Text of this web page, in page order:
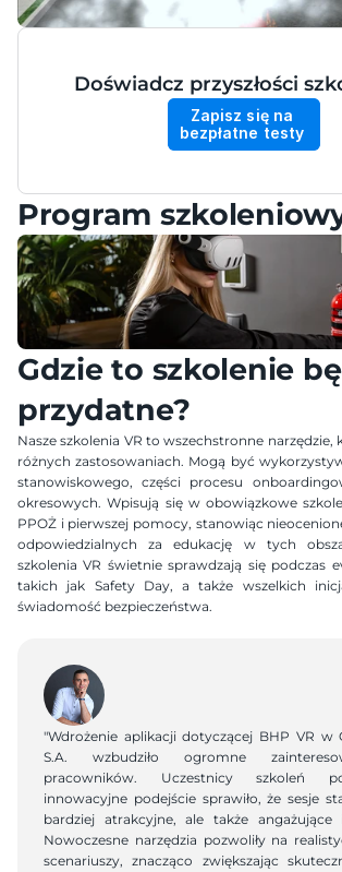
Doświadcz przyszłości
Zapisz się na
bezpłatne testy
Program
Gdzie to szkolenie
przydatne?
Nasze szkolenia VR to wszechstronne narzędzie,
różnych zastosowaniach. Mogą być
stanowiskowego, części procesu
okresowych. Wpisują się w obowiązkowe
PPOŻ i pierwszej pomocy, stanowiąc
odpowiedzialnych za edukację w tych
szkolenia VR świetnie sprawdzają się podczas
takich jak Safety Day, a także wszelkich
świadomość bezpieczeństwa.
"Wdrożenie aplikacji dotyczącej BHP VR w
S.A. wzbudziło ogromne
pracowników. Uczestnicy szkoleń
innowacyjne podejście sprawiło, że sesje
bardziej atrakcyjne, ale także angażujące
Nowoczesne narzędzia pozwoliły na
scenariuszy, znacząco zwiększając